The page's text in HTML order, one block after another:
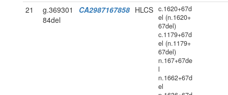
21
g.369301
84del
CA2987167858 HLCS c.1620+67d
el (n.1620+
67del)
c.1179+67d
el (n.1179+
67del)
n.167+67de
l
n.1662+67d
el